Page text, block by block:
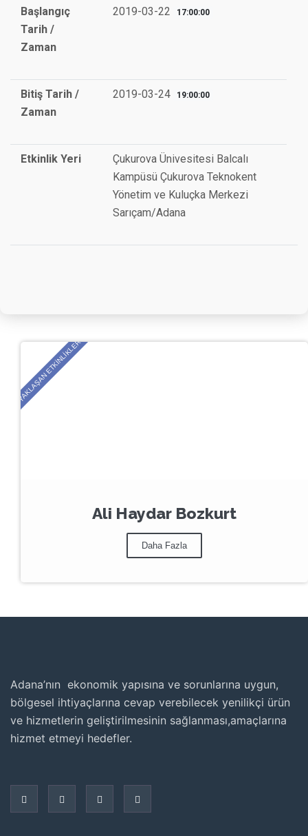
Başlangıç
Tarih /
Zaman
2019-03-22 17:00:00
Bitiş Tarih /
Zaman
2019-03-24 19:00:00
Etkinlik Yeri
Çukurova Ünivesitesi Balcalı
Kampüsü Çukurova Teknokent
Yönetim ve Kuluçka Merkezi
Sarıçam/Adana
Ali Haydar Bozkurt
Daha Fazla
YAKLAŞAN ETKINLIKLER
Adana’nın ekonomik yapısına ve sorunlarına uygun,
bölgesel ihtiyaçlarına cevap verebilecek yenilikçi ürün
ve hizmetlerin geliştirilmesinin sağlanması,amaçlarına
hizmet etmeyi hedefler.